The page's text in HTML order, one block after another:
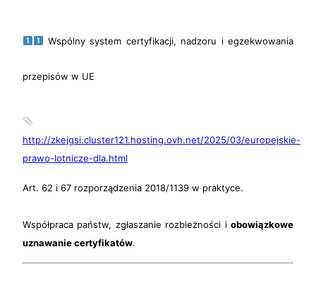
Wspólny system certyfikacji, nadzoru i egzekwowania
przepisów w UE
http://zkejgsi.cluster121.hosting.ovh.net/2025/03/europejskie-
prawo-lotnicze-dla.html
Art. 62 i 67 rozporządzenia 2018/1139 w praktyce.
Współpraca państw, zgłaszanie rozbieżności i obowiązkowe
uznawanie certyfikatów.